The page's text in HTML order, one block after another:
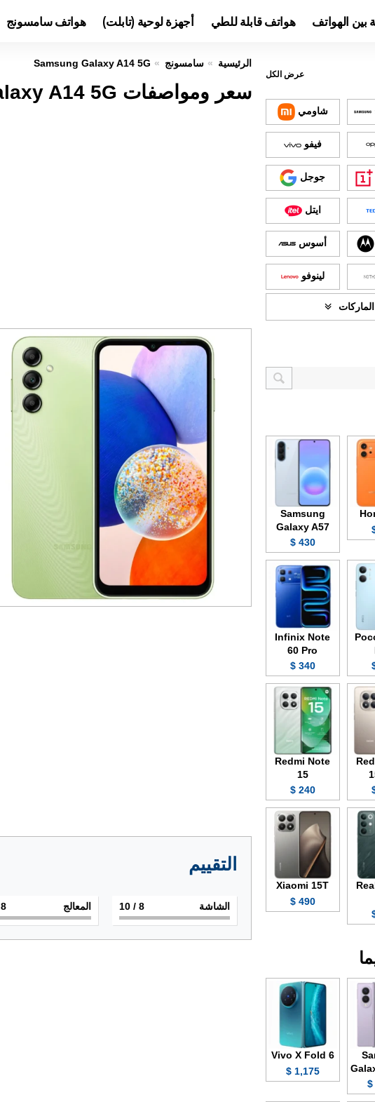
بين الهواتف هواتف قابلة للطي أجهزة لوحية (تابلت) هواتف سامسونج
الرئيسية سامسونج Samsung Galaxy A14 5G
سعر ومواصفات Samsung Galaxy A14 5G عيوب ومميزات
التقييم
الشاشة 8
/ 10 المعالج 8
عرض الكل
شاومي
فيفو
جوجل
ايتل
أسوس
لينوفو
Samsung
Galaxy A57
430 $
Infinix Note
60 Pro
340 $
Redmi Note
15
240 $
Xiaomi 15T
490 $
Vivo X Fold 6
1,175 $